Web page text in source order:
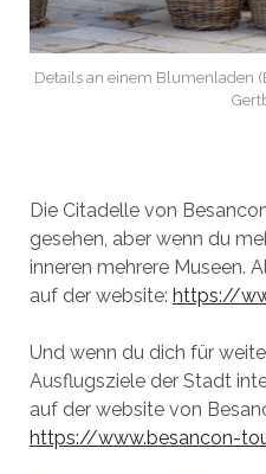
Details an einem Blumenladen
Die Citadelle von
gesehen, aber wenn du
inneren mehrere Museen.
auf der website: https://
Und wenn du dich für
Ausflugsziele der Stadt
auf der website von
https://www.besancon-